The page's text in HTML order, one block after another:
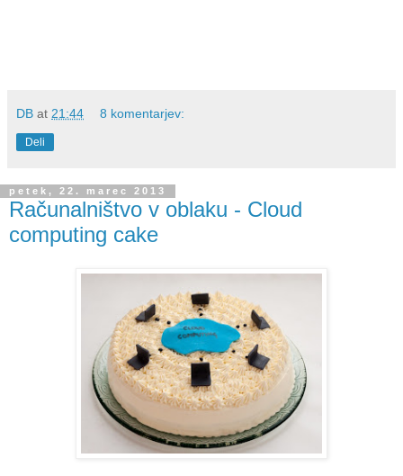
DB at 21:44 8 komentarjev:
Deli
petek, 22. marec 2013
Računalništvo v oblaku - Cloud
computing cake